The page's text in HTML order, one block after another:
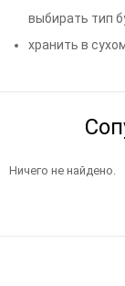
выбирать тип
хранить в
Ничего не найдено.